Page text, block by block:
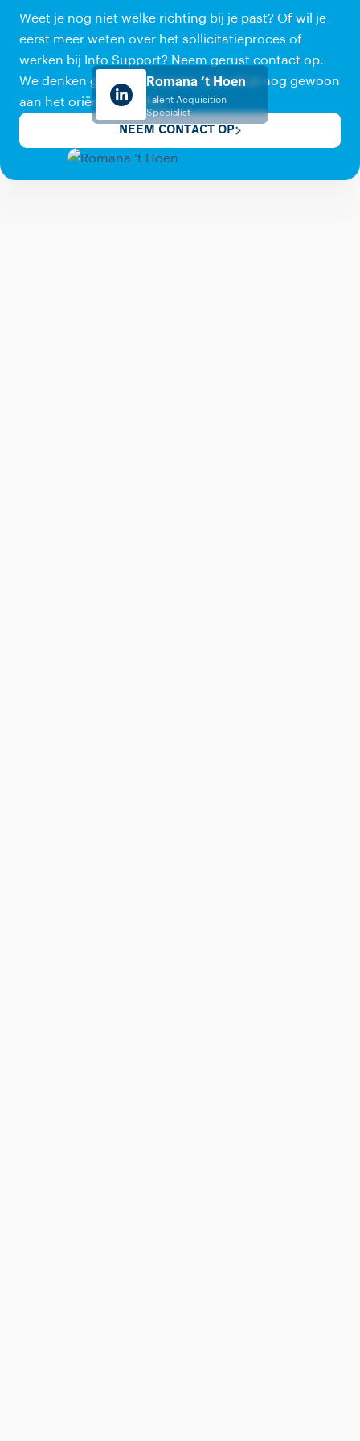
Weet je nog niet welke richting bij je past? Of wil je
eerst meer weten over het sollicitatieproces of
werken bij Info Support? Neem gerust contact op.
We denken graag met je mee, ook als je nog gewoon
aan het oriënteren bent.
NEEM CONTACT OP
Romana ‘t Hoen
Talent Acquisition
Specialist